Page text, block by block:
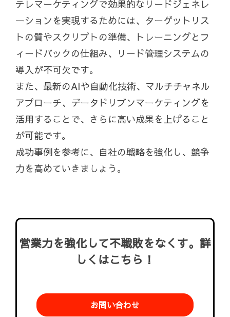
テレマーケティングで効果的なリードジェネレ
ーションを実現するためには、ターゲットリス
トの質やスクリプトの準備、トレーニングとフ
ィードバックの仕組み、リード管理システムの
導入が不可欠です。
また、最新のAIや自動化技術、マルチチャネル
アプローチ、データドリブンマーケティングを
活用することで、さらに高い成果を上げること
が可能です。
成功事例を参考に、自社の戦略を強化し、競争
力を高めていきましょう。
営業力を強化して不戦敗をなくす。詳
しくはこちら！
お問い合わせ